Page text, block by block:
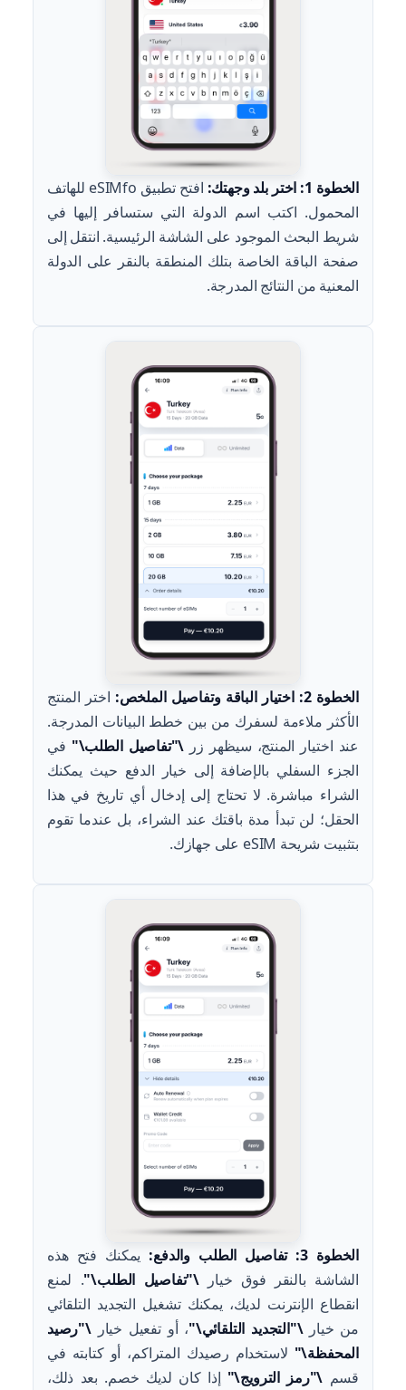
الخطوة 1: اختر بلد وجهتك:
افتح تطبيق eSIMfo للهاتف
المحمول. اكتب اسم الدولة التي ستسافر إليها في
شريط البحث الموجود على الشاشة الرئيسية. انتقل إلى
صفحة الباقة الخاصة بتلك المنطقة بالنقر على الدولة
المعنية من النتائج المدرجة.
الخطوة 2: اختيار الباقة وتفاصيل الملخص:
اختر المنتج
الأكثر ملاءمة لسفرك من بين خطط البيانات المدرجة.
عند اختيار المنتج، سيظهر زر \"تفاصيل الطلب\" في
الجزء السفلي بالإضافة إلى خيار الدفع حيث يمكنك
الشراء مباشرة. لا تحتاج إلى إدخال أي تاريخ في هذا
الحقل؛ لن تبدأ مدة باقتك عند الشراء، بل عندما تقوم
بتثبيت شريحة eSIM على جهازك.
الخطوة 3: تفاصيل الطلب والدفع:
يمكنك فتح هذه
الشاشة بالنقر فوق خيار \"تفاصيل الطلب\". لمنع
انقطاع الإنترنت لديك، يمكنك تشغيل التجديد التلقائي
من خيار\"التجديد التلقائي\"، أو تفعيل خيار\"رصيد
المحفظة\" لاستخدام رصيدك المتراكم، أو كتابته في
قسم \"رمز الترويج\" إذا كان لديك خصم. بعد ذلك،